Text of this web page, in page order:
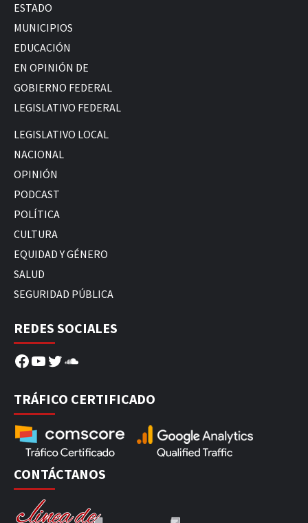
ESTADO
MUNICIPIOS
EDUCACIÓN
EN OPINIÓN DE
GOBIERNO FEDERAL
LEGISLATIVO FEDERAL
LEGISLATIVO LOCAL
NACIONAL
OPINIÓN
PODCAST
POLÍTICA
CULTURA
EQUIDAD Y GÉNERO
SALUD
SEGURIDAD PÚBLICA
REDES SOCIALES
Facebook
YouTube
Twitter
SoundCloud
TRÁFICO CERTIFICADO
CONTÁCTANOS